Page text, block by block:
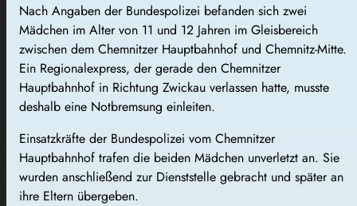
Nach Angaben der Bundespolizei befanden sich zwei
Mädchen im Alter von 11 und 12 Jahren im Gleisbereich
zwischen dem Chemnitzer Hauptbahnhof und Chemnitz-Mitte.
Ein Regionalexpress, der gerade den Chemnitzer
Hauptbahnhof in Richtung Zwickau verlassen hatte, musste
deshalb eine Notbremsung einleiten.
Einsatzkräfte der Bundespolizei vom Chemnitzer
Hauptbahnhof trafen die beiden Mädchen unverletzt an. Sie
wurden anschließend zur Dienststelle gebracht und später an
ihre Eltern übergeben.